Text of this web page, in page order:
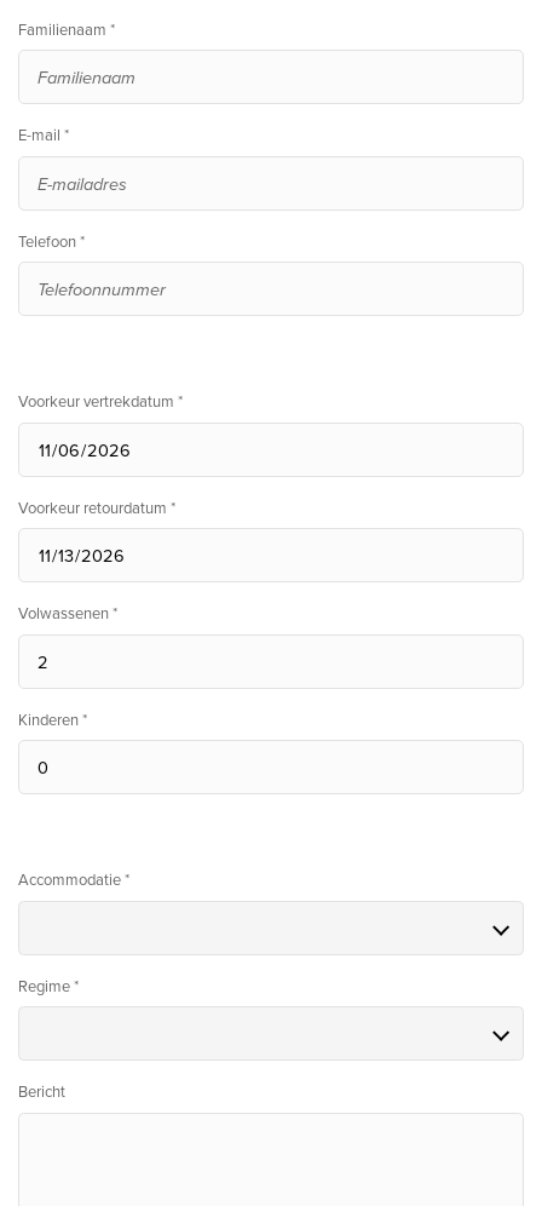
Familienaam *
E-mail *
Telefoon *
Voorkeur vertrekdatum *
Voorkeur retourdatum *
Volwassenen *
Kinderen *
Accommodatie *
Regime *
Bericht